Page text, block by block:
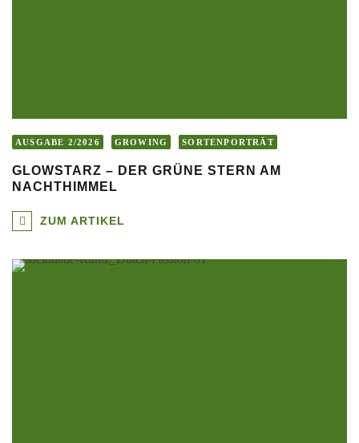
AUSGABE 2/2026 GROWING SORTENPORTRÄT
GLOWSTARZ – DER GRÜNE STERN AM
NACHTHIMMEL
ZUM ARTIKEL